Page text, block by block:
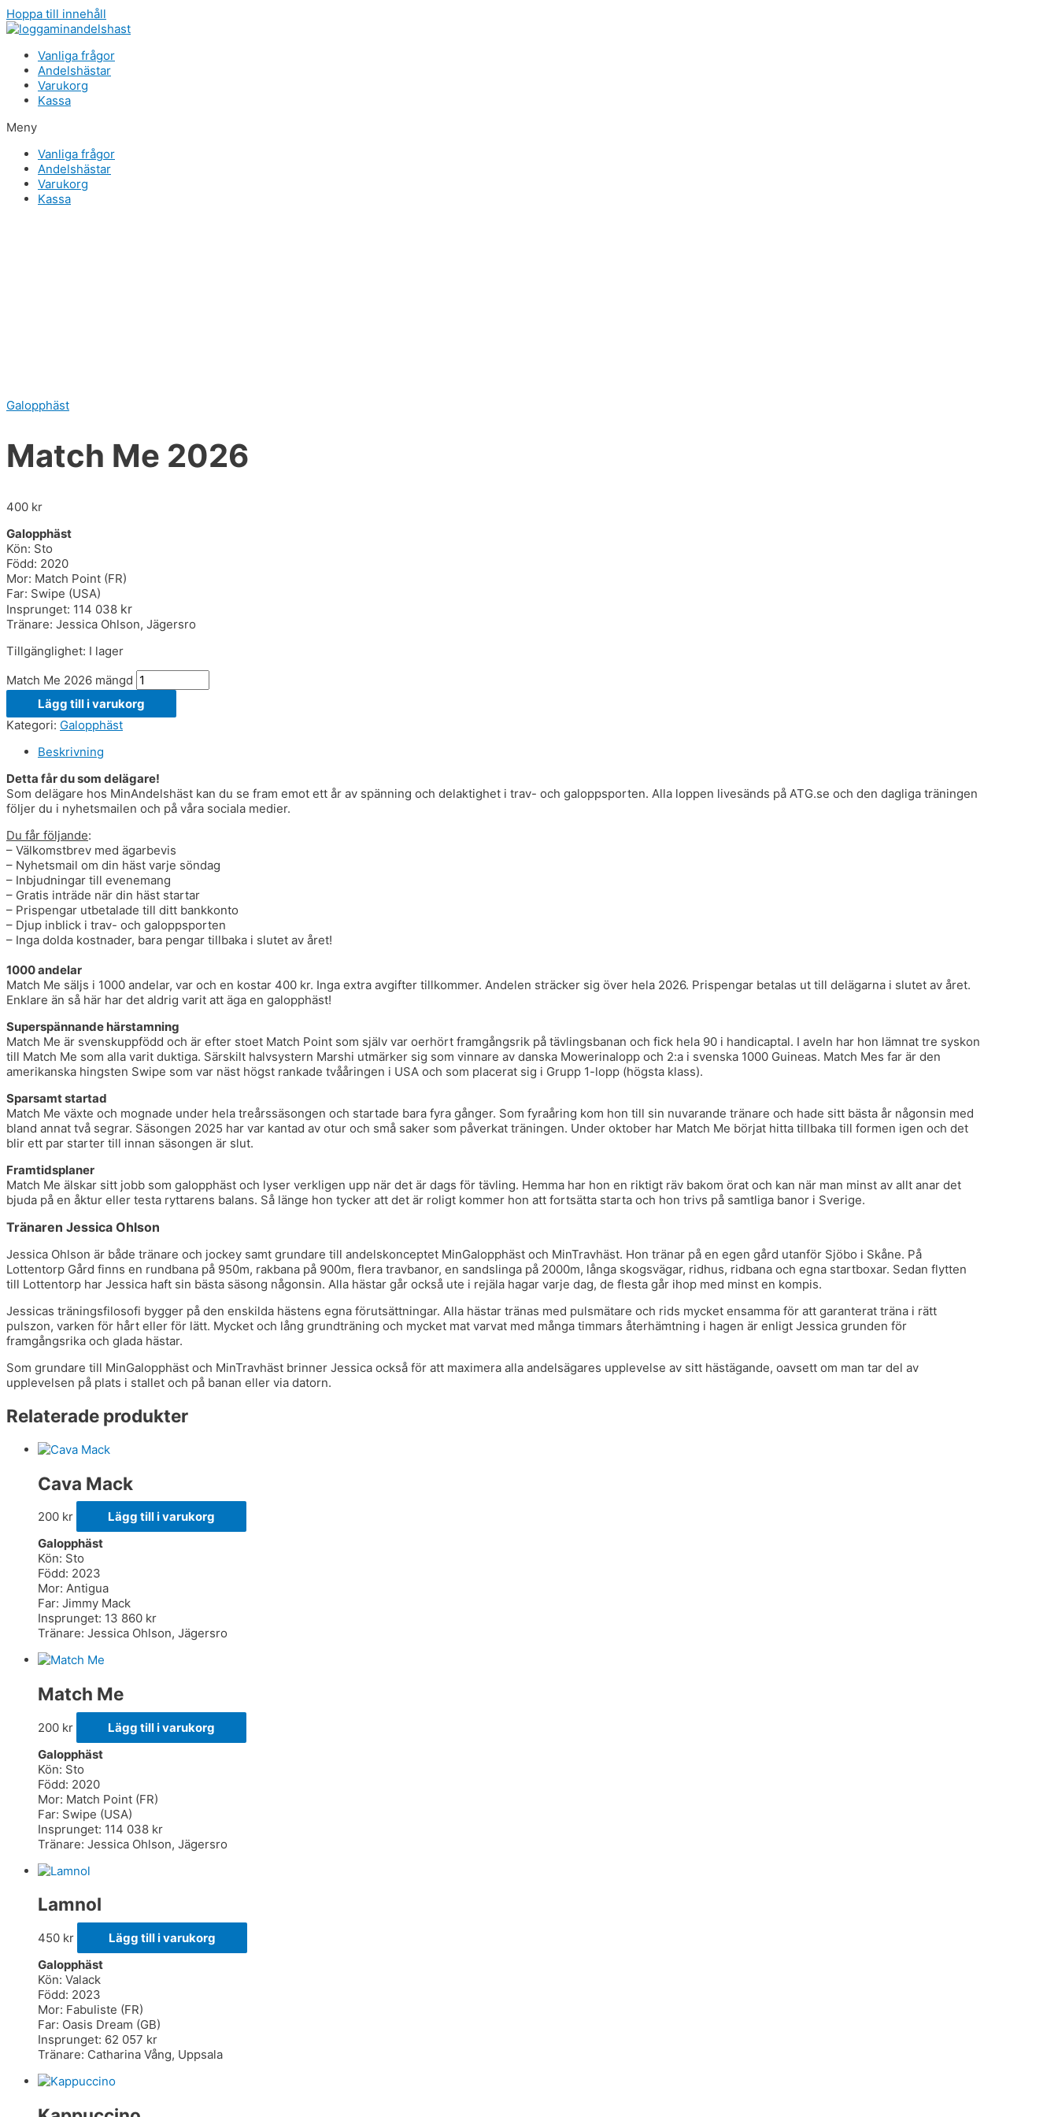
Hoppa till innehåll
Vanliga frågor
Andelshästar
Varukorg
Kassa
Meny
Vanliga frågor
Andelshästar
Varukorg
Kassa
Galopphäst
Match Me 2026
400 kr
Galopphäst
Kön: Sto
Född: 2020
Mor: Match Point (FR)
Far: Swipe (USA)
Insprunget: 114 038 kr
Tränare: Jessica Ohlson, Jägersro
Tillgänglighet: I lager
Match Me 2026 mängd
Lägg till i varukorg
Kategori: Galopphäst
Beskrivning
Detta får du som delägare!
Som delägare hos MinAndelshäst kan du se fram emot ett år av spänning och delaktighet i trav- och galoppsporten. Alla loppen livesänds på ATG.se och den dagliga träningen
följer du i nyhetsmailen och på våra sociala medier.
Du får följande:
– Välkomstbrev med ägarbevis
– Nyhetsmail om din häst varje söndag
– Inbjudningar till evenemang
– Gratis inträde när din häst startar
– Prispengar utbetalade till ditt bankkonto
– Djup inblick i trav- och galoppsporten
– Inga dolda kostnader, bara pengar tillbaka i slutet av året!
1000 andelar
Match Me säljs i 1000 andelar, var och en kostar 400 kr. Inga extra avgifter tillkommer. Andelen sträcker sig över hela 2026. Prispengar betalas ut till delägarna i slutet av året.
Enklare än så här har det aldrig varit att äga en galopphäst!
Superspännande härstamning
Match Me är svenskuppfödd och är efter stoet Match Point som själv var oerhört framgångsrik på tävlingsbanan och fick hela 90 i handicaptal. I aveln har hon lämnat tre syskon
till Match Me som alla varit duktiga. Särskilt halvsystern Marshi utmärker sig som vinnare av danska Mowerinalopp och 2:a i svenska 1000 Guineas. Match Mes far är den
amerikanska hingsten Swipe som var näst högst rankade tvååringen i USA och som placerat sig i Grupp 1-lopp (högsta klass).
Sparsamt startad
Match Me växte och mognade under hela treårssäsongen och startade bara fyra gånger. Som fyraåring kom hon till sin nuvarande tränare och hade sitt bästa år någonsin med
bland annat två segrar. Säsongen 2025 har var kantad av otur och små saker som påverkat träningen. Under oktober har Match Me börjat hitta tillbaka till formen igen och det
blir ett par starter till innan säsongen är slut.
Framtidsplaner
Match Me älskar sitt jobb som galopphäst och lyser verkligen upp när det är dags för tävling. Hemma har hon en riktigt räv bakom örat och kan när man minst av allt anar det
bjuda på en åktur eller testa ryttarens balans. Så länge hon tycker att det är roligt kommer hon att fortsätta starta och hon trivs på samtliga banor i Sverige.
Tränaren Jessica Ohlson
Jessica Ohlson är både tränare och jockey samt grundare till andelskonceptet MinGalopphäst och MinTravhäst. Hon tränar på en egen gård utanför Sjöbo i Skåne. På
Lottentorp Gård finns en rundbana på 950m, rakbana på 900m, flera travbanor, en sandslinga på 2000m, långa skogsvägar, ridhus, ridbana och egna startboxar. Sedan flytten
till Lottentorp har Jessica haft sin bästa säsong någonsin. Alla hästar går också ute i rejäla hagar varje dag, de flesta går ihop med minst en kompis.
Jessicas träningsfilosofi bygger på den enskilda hästens egna förutsättningar. Alla hästar tränas med pulsmätare och rids mycket ensamma för att garanterat träna i rätt
pulszon, varken för hårt eller för lätt. Mycket och lång grundträning och mycket mat varvat med många timmars återhämtning i hagen är enligt Jessica grunden för
framgångsrika och glada hästar.
Som grundare till MinGalopphäst och MinTravhäst brinner Jessica också för att maximera alla andelsägares upplevelse av sitt hästägande, oavsett om man tar del av
upplevelsen på plats i stallet och på banan eller via datorn.
Relaterade produkter
Cava Mack
200 kr
Lägg till i varukorg
Galopphäst
Kön: Sto
Född: 2023
Mor: Antigua
Far: Jimmy Mack
Insprunget: 13 860 kr
Tränare: Jessica Ohlson, Jägersro
Match Me
200 kr
Lägg till i varukorg
Galopphäst
Kön: Sto
Född: 2020
Mor: Match Point (FR)
Far: Swipe (USA)
Insprunget: 114 038 kr
Tränare: Jessica Ohlson, Jägersro
Lamnol
450 kr
Lägg till i varukorg
Galopphäst
Kön: Valack
Född: 2023
Mor: Fabuliste (FR)
Far: Oasis Dream (GB)
Insprunget: 62 057 kr
Tränare: Catharina Vång, Uppsala